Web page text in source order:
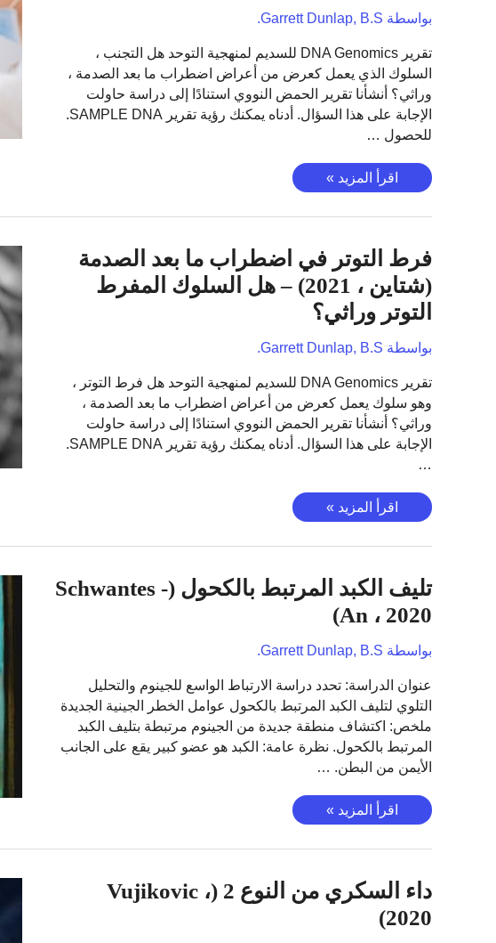
،
–
هل
إعادة
تجربة
السلوك
بواسطة Garrett Dunlap, B.S.
تقرير DNA Genomics للسديم لمنهجية التوحد هل التجنب ،
السلوك الذي يعمل كعرض من أعراض اضطراب ما بعد الصدمة ،
وراثي؟ أنشأنا تقرير الحمض النووي استنادًا إلى دراسة حاولت
الإجابة على هذا السؤال. أدناه يمكنك رؤية تقرير SAMPLE DNA.
للحصول …
التجنب
في
اضطراب
بعد
الصدمة
(شتاين
،
2021)
هل
سلوك
التجنب
وراثي؟
اقرأ المزيد »
فرط التوتر في اضطراب ما بعد الصدمة
(شتاين ، 2021) – هل السلوك المفرط
التوتر وراثي؟
بواسطة Garrett Dunlap, B.S.
تقرير DNA Genomics للسديم لمنهجية التوحد هل فرط التوتر ،
وهو سلوك يعمل كعرض من أعراض اضطراب ما بعد الصدمة ،
وراثي؟ أنشأنا تقرير الحمض النووي استنادًا إلى دراسة حاولت
الإجابة على هذا السؤال. أدناه يمكنك رؤية تقرير SAMPLE DNA.
…
فرط
التوتر
في
ما
بعد
(شتاين
2021)
–
هل
السلوك
المفرط
التوتر
وراثي؟
اقرأ المزيد »
تليف الكبد المرتبط بالكحول (Schwantes ‐
An ، 2020)
بواسطة Garrett Dunlap, B.S.
عنوان الدراسة: تحدد دراسة الارتباط الواسع للجينوم والتحليل
التلوي لتليف الكبد المرتبط بالكحول عوامل الخطر الجينية الجديدة
ملخص: اكتشاف منطقة جديدة من الجينوم مرتبطة بتليف الكبد
المرتبط بالكحول. نظرة عامة: الكبد هو عضو كبير يقع على الجانب
الأيمن من البطن. …
تليف
الكبد
المرتبط
(Schwantes
‐
An
اقرأ المزيد »
داء السكري من النوع 2 (Vujikovic ،
2020)